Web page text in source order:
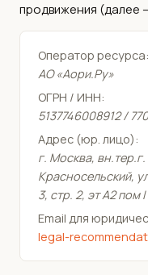
продвижения (далее
Оператор ресурса:
АО «Аори.Ру»
ОГРН / ИНН:
5137746008912 /
Адрес (юр. лицо):
г. Москва,
Красносельский,
3, стр. 2, эт А2 пом
Email для
legal-